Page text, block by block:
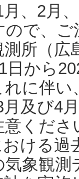
、2月
で、
所（
日から
に伴い
及び4
くだ
ける過
気象観